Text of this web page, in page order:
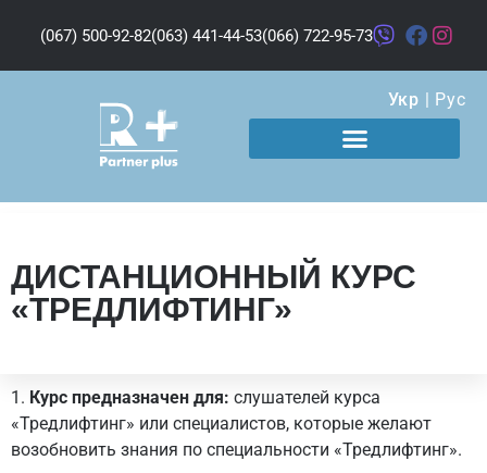
(067) 500-92-82(063) 441-44-53(066) 722-95-73
Укр | Рус
ДИСТАНЦИОННЫЙ КУРС
«ТРЕДЛИФТИНГ»
1. Курс предназначен для: слушателей курса
«Тредлифтинг» или специалистов, которые желают
возобновить знания по специальности «Тредлифтинг».